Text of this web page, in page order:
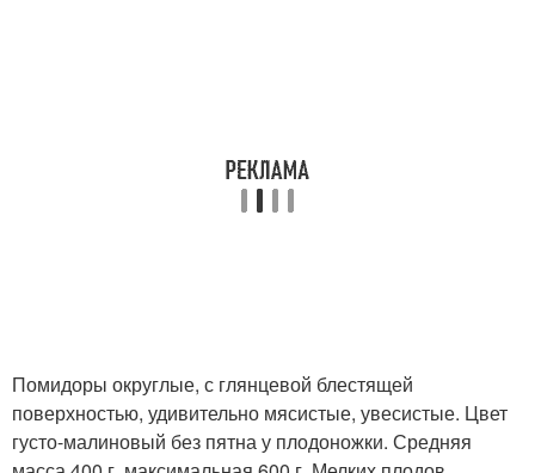
Помидоры округлые, с глянцевой блестящей
поверхностью, удивительно мясистые, увесистые. Цвет
густо-малиновый без пятна у плодоножки. Средняя